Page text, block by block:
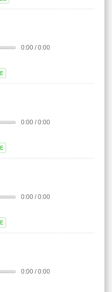
0:00 / 0:00
0:00 / 0:00
0:00 / 0:00
0:00 / 0:00